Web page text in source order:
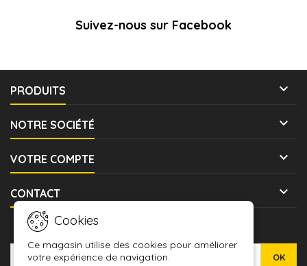
Suivez-nous sur Facebook
PRODUITS 
NOTRE SOCIÉTÉ 
VOTRE COMPTE 
CONTACT 
Cookies
Ce magasin utilise des cookies pour améliorer
votre expérience de navigation.
LETTRE D'INFORMATIONS